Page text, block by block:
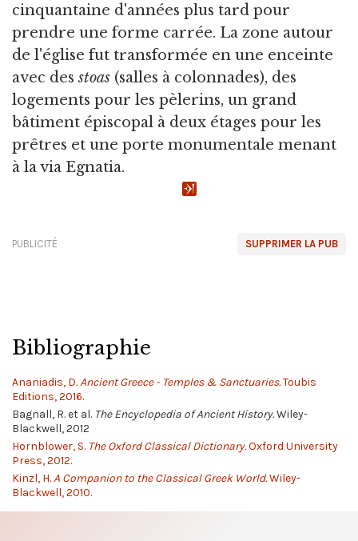
cinquantaine d'années plus tard pour
prendre une forme carrée. La zone autour
de l'église fut transformée en une enceinte
avec desstoas (salles à colonnades), des
logements pour les pèlerins, un grand
bâtiment épiscopal à deux étages pour les
prêtres et une porte monumentale menant
à la via Egnatia.
SUPPRIMER LA PUB
PUBLICITÉ
Bibliographie
Ananiadis, D.Ancient Greece - Temples & Sanctuaries.Toubis
Editions, 2016.
Bagnall, R. et al. The Encyclopedia of Ancient History.Wiley-
Blackwell, 2012
Hornblower, S. The Oxford Classical Dictionary.Oxford University
Press, 2012.
Kinzl, H.A Companion to the Classical Greek World.Wiley-
Blackwell, 2010.